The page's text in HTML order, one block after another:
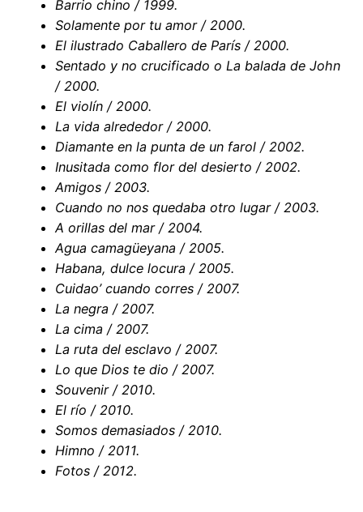
Barrio chino / 1999.
Solamente por tu amor / 2000.
El ilustrado Caballero de París / 2000.
Sentado y no crucificado o La balada de John
/ 2000.
El violín / 2000.
La vida alrededor / 2000.
Diamante en la punta de un farol / 2002.
Inusitada como flor del desierto / 2002.
Amigos / 2003.
Cuando no nos quedaba otro lugar / 2003.
A orillas del mar / 2004.
Agua camagüeyana / 2005.
Habana, dulce locura / 2005.
Cuidao’ cuando corres / 2007.
La negra / 2007.
La cima / 2007.
La ruta del esclavo / 2007.
Lo que Dios te dio / 2007.
Souvenir / 2010.
El río / 2010.
Somos demasiados / 2010.
Himno / 2011.
Fotos / 2012.